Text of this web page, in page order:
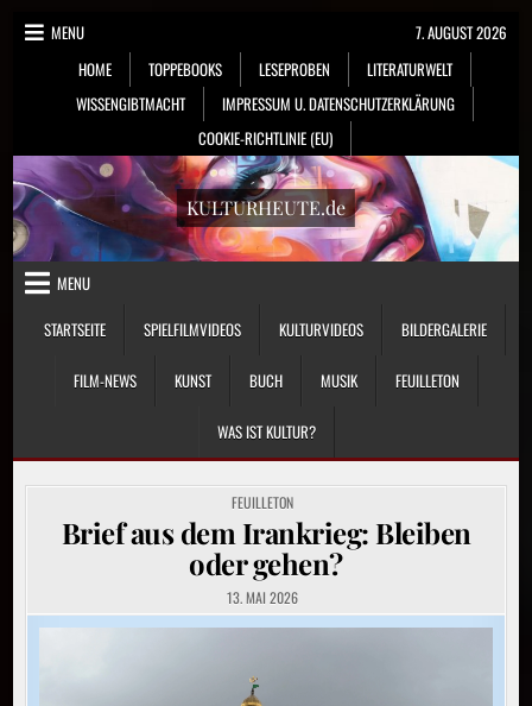
Skip
MENU
HOME
TOPPEBOOKS LESEPROBEN
LITERATURWELT
WISSENGIBTMACHT
IMPRESSUM U. DATENSCHUTZERKLÄRUNG
COOKIE-RICHTLINIE (EU)
7. AUGUST 2026
KULTURHEUTE.de
MENU
STARTSEITE
SPIELFILMVIDEOS KULTURVIDEOS BILDERGALERIE
FILM-NEWS KUNST BUCH MUSIK FEUILLETON
WAS IST KULTUR?
POSTED
IN
FEUILLETON
Brief aus dem Irankrieg: Bleiben
oder gehen?
13. MAI 2026